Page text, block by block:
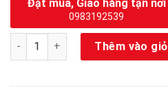
Đặt mua, Giao hàng tận nơi
0983192539
Rèm cuốn cầu vồng chống
Thêm vào